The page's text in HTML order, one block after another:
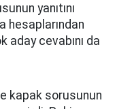
yanıtını
hesaplarından
aday cevabını da
kapak sorusunun